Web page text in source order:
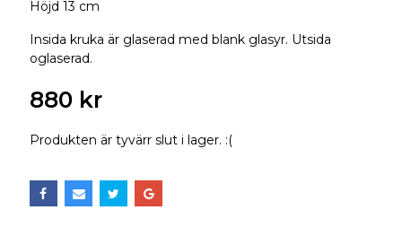
Höjd 13 cm
Insida kruka är glaserad med blank glasyr. Utsida
oglaserad.
880 kr
Produkten är tyvärr slut i lager. :(